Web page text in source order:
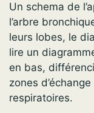
Un schema de
l’arbre
leurs lobes, le
lire un
en bas,
zones
respiratoires.